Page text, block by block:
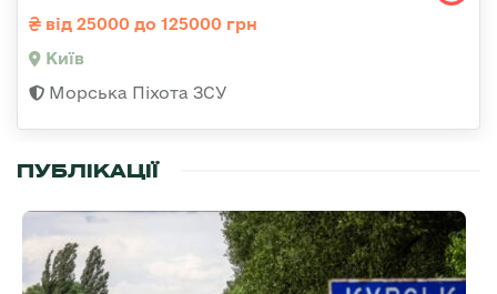
від 25000 до 125000 грн
Київ
Морська Піхота ЗСУ
ПУБЛІКАЦІЇ